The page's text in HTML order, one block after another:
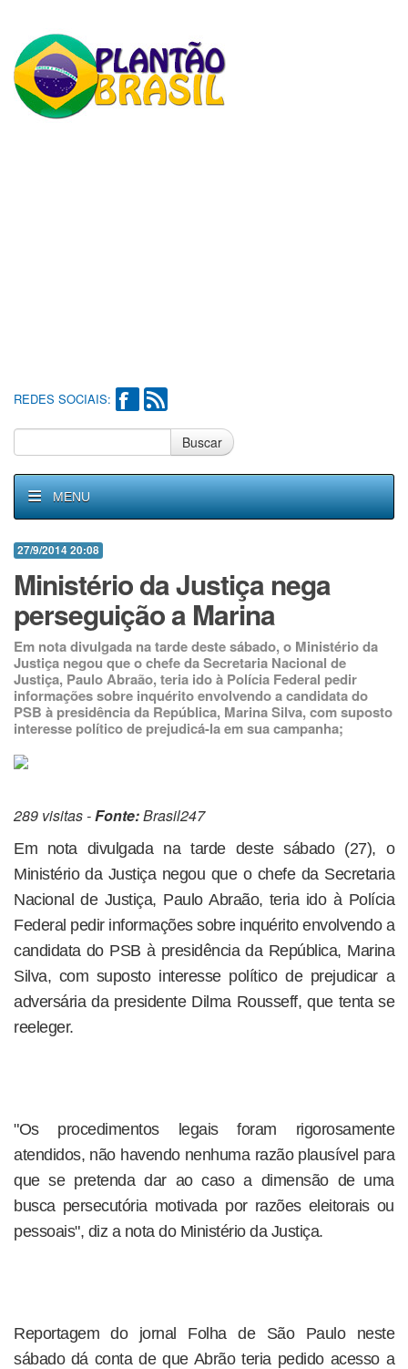
REDES SOCIAIS:
Buscar
MENU
27/9/2014 20:08
Ministério da Justiça nega
perseguição a Marina
Em nota divulgada na tarde deste sábado, o Ministério da
Justiça negou que o chefe da Secretaria Nacional de
Justiça, Paulo Abraão, teria ido à Polícia Federal pedir
informações sobre inquérito envolvendo a candidata do
PSB à presidência da República, Marina Silva, com suposto
interesse político de prejudicá-la em sua campanha;
289 visitas -Fonte:Brasil247
Em nota divulgada na tarde deste sábado (27), o
Ministério da Justiça negou que o chefe da Secretaria
Nacional de Justiça, Paulo Abraão, teria ido à Polícia
Federal pedir informações sobre inquérito envolvendo a
candidata do PSB à presidência da República, Marina
Silva, com suposto interesse político de prejudicar a
adversária da presidente Dilma Rousseff, que tenta se
reeleger.
"Os procedimentos legais foram rigorosamente
atendidos, não havendo nenhuma razão plausível para
que se pretenda dar ao caso a dimensão de uma
busca persecutória motivada por razões eleitorais ou
pessoais", diz a nota do Ministério da Justiça.
Reportagem do jornal Folha de São Paulo neste
sábado dá conta de que Abrão teria pedido acesso a